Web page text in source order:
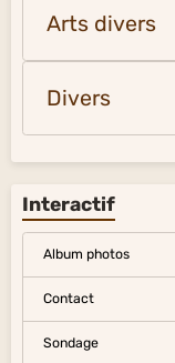
Arts divers
Divers
Interactif
Album photos
Contact
Sondage